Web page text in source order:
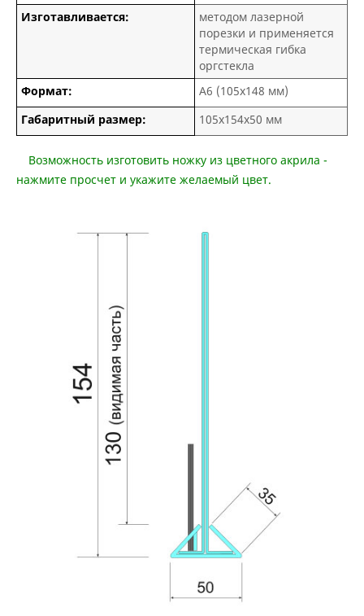
Изготавливается:
методом лазерной
порезки и применяется
термическая гибка
оргстекла
Формат:
А6 (105х148 мм)
Габаритный размер:
105х154х50 мм
Возможность изготовить ножку из цветного акрила -
нажмите просчет и укажите желаемый цвет.